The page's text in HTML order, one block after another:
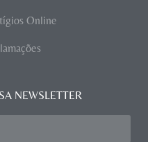
Online
NEWSLETTER